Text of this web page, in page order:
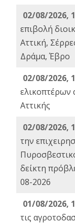
02/08/2026,
επιβολή
Αττική,
Δράμα, Έβρο
02/08/2026,
Αττικής
02/08/2026,
την
δείκτη
08-2026
01/08/2026,
τις